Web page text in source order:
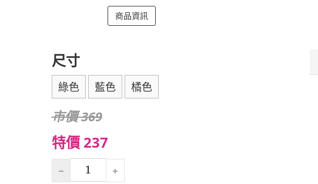
商品資訊
尺寸
綠色 藍色 橘色
市價 369
特價 237